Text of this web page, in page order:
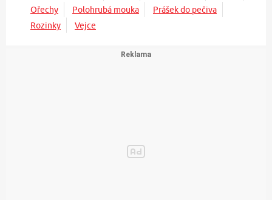
Ořechy
Polohrubá mouka
Prášek do pečiva
Rozinky
Vejce